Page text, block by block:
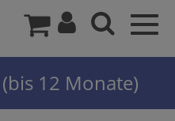
12 Monate)